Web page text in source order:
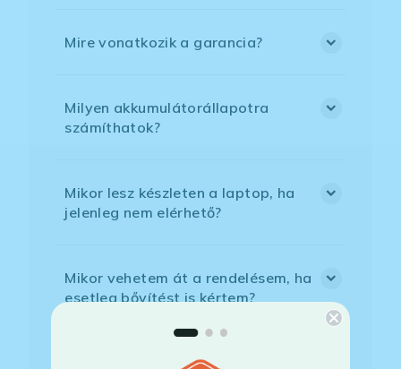
Mire vonatkozik a garancia?
Milyen akkumulátorállapotra
számíthatok?
Mikor lesz készleten a laptop, ha
jelenleg nem elérhető?
Mikor vehetem át a rendelésem, ha
esetleg bővítést is kértem?
Mikor kapom meg a házhoz